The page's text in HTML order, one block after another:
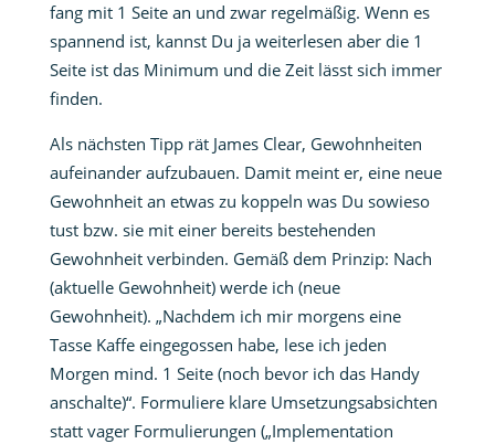
fang mit 1 Seite an und zwar regelmäßig. Wenn es
spannend ist, kannst Du ja weiterlesen aber die 1
Seite ist das Minimum und die Zeit lässt sich immer
finden.
Als nächsten Tipp rät James Clear, Gewohnheiten
aufeinander aufzubauen. Damit meint er, eine neue
Gewohnheit an etwas zu koppeln was Du sowieso
tust bzw. sie mit einer bereits bestehenden
Gewohnheit verbinden. Gemäß dem Prinzip: Nach
(aktuelle Gewohnheit) werde ich (neue
Gewohnheit). „Nachdem ich mir morgens eine
Tasse Kaffe eingegossen habe, lese ich jeden
Morgen mind. 1 Seite (noch bevor ich das Handy
anschalte)“. Formuliere klare Umsetzungsabsichten
statt vager Formulierungen („Implementation